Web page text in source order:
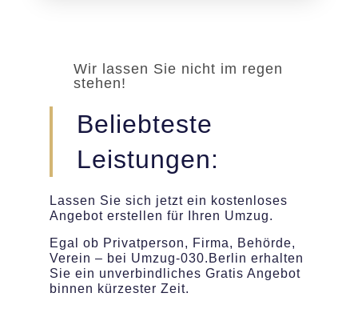
Wir lassen Sie nicht im regen
stehen!
Beliebteste
Leistungen:
Lassen Sie sich jetzt ein kostenloses
Angebot erstellen für Ihren Umzug.
Egal ob Privatperson, Firma, Behörde,
Verein – bei Umzug-030.Berlin erhalten
Sie ein unverbindliches Gratis Angebot
binnen kürzester Zeit.